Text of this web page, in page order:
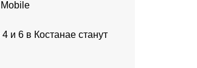
6 в Костанае станут